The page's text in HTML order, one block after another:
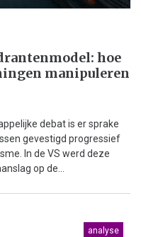
hoe
manipuleren
debat is er sprake
gevestigd progressief
In de VS werd deze
op de...
analyse